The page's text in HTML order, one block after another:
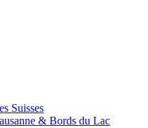
Suisses
& Bords du Lac